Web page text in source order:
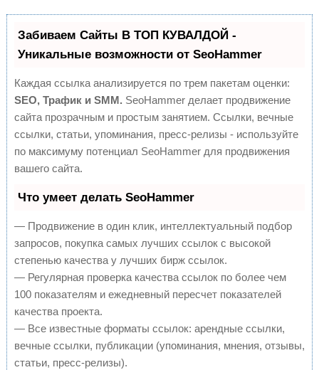
Забиваем Сайты В ТОП КУВАЛДОЙ -
Уникальные возможности от SeoHammer
Каждая ссылка анализируется по трем пакетам оценки:
SEO, Трафик и SMM. SeoHammer делает продвижение
сайта прозрачным и простым занятием. Ссылки, вечные
ссылки, статьи, упоминания, пресс-релизы - используйте
по максимуму потенциал SeoHammer для продвижения
вашего сайта.
Что умеет делать SeoHammer
— Продвижение в один клик, интеллектуальный подбор
запросов, покупка самых лучших ссылок с высокой
степенью качества у лучших бирж ссылок.
— Регулярная проверка качества ссылок по более чем
100 показателям и ежедневный пересчет показателей
качества проекта.
— Все известные форматы ссылок: арендные ссылки,
вечные ссылки, публикации (упоминания, мнения, отзывы,
статьи, пресс-релизы).